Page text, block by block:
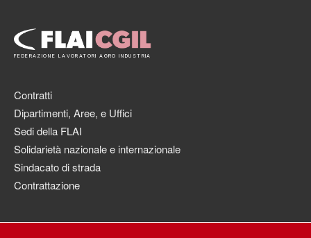
FEDERAZIONE LAVORATORI AGRO INDUSTRIA
Contratti
Dipartimenti, Aree, e Uffici
Sedi della FLAI
Solidarietà nazionale e internazionale
Sindacato di strada
Contrattazione